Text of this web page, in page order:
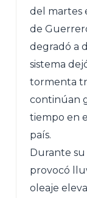
del martes
de
degradó a
sistema
tormenta
continúan
tiempo en
país.
Durante su
provocó
oleaje